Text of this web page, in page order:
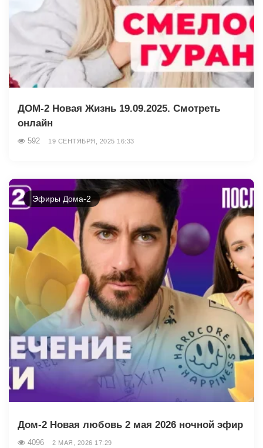
ДОМ-2 Новая Жизнь 19.09.2025. Смотреть
онлайн
592 19 СЕНТЯБРЯ, 2025 16:33
Эфиры Дома-2
Дом-2 Новая любовь 2 мая 2026 ночной эфир
4096 2 МАЯ, 2026 17:29